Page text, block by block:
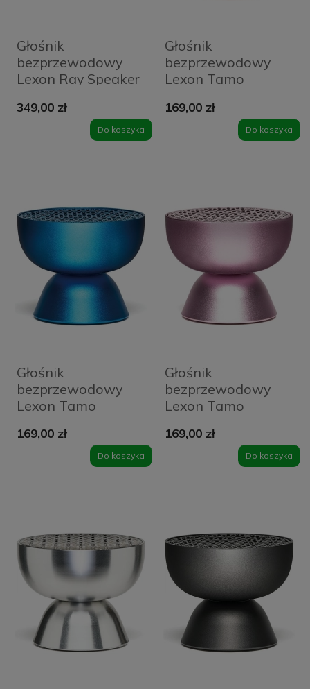
Głośnik
bezprzewodowy
Lexon Ray Speaker
349,00 zł
Do koszyka
Głośnik
bezprzewodowy
Lexon Tamo
Red
169,00 zł
Do koszyka
Głośnik
bezprzewodowy
Lexon Tamo
169,00 zł
Do koszyka
Głośnik
bezprzewodowy
Lexon Tamo
169,00 zł
Do koszyka